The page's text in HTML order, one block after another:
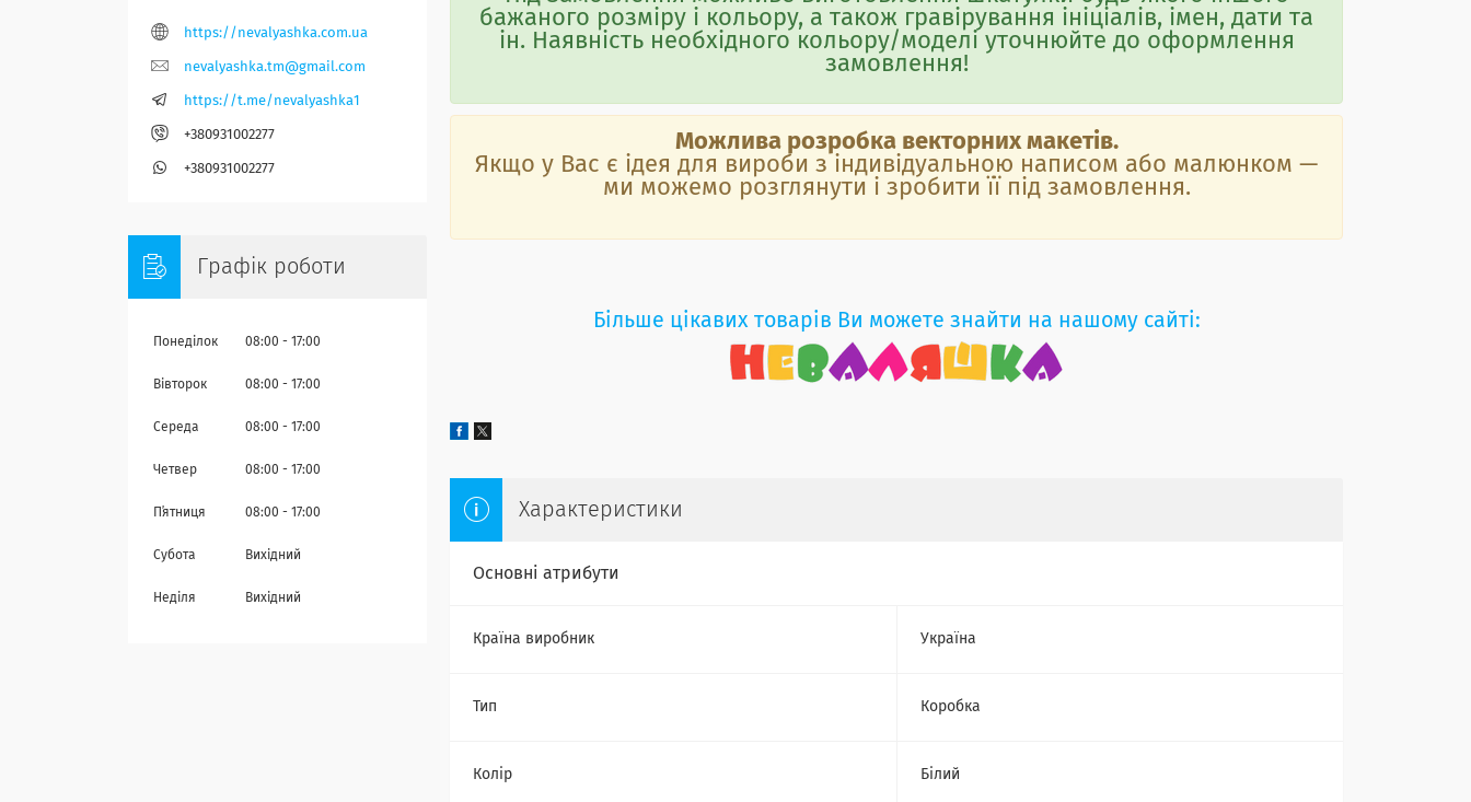
бажаного розміру і кольору, а також гравірування ініціалів, імен, дати та
ін. Наявність необхідного кольору/моделі уточнюйте до оформлення
замовлення!
Можлива розробка векторних макетів.
Якщо у Вас є ідея для вироби з індивідуальною написом або малюнком —
ми можемо розглянути і зробити її під замовлення.
Більше цікавих товарів Ви можете знайти на нашому сайті:
Характеристики
Основні атрибути
Країна виробник Україна
Тип Коробка
Колір Білий
https://nevalyashka.com.ua
nevalyashka.tm@gmail.com
https://t.me/nevalyashka1
+380931002277
+380931002277
Графік роботи
Понеділок 08:00 17:00
Вівторок 08:00 17:00
Середа 08:00 17:00
Четвер 08:00 17:00
Пʼятниця 08:00 17:00
Субота Вихідний
Неділя Вихідний